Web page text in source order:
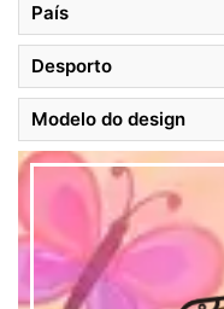
País
Desporto
Modelo do design